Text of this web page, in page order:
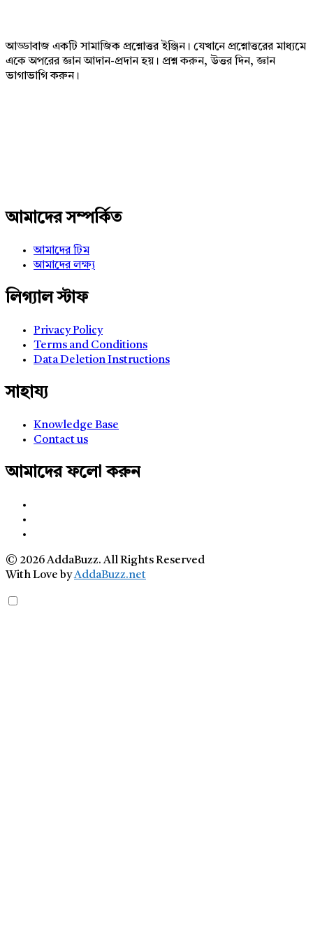
আড্ডাবাজ একটি সামাজিক প্রশ্নোত্তর ইঞ্জিন। যেখানে প্রশ্নোত্তরের মাধ্যমে
একে অপরের জ্ঞান আদান-প্রদান হয়। প্রশ্ন করুন, উত্তর দিন, জ্ঞান
ভাগাভাগি করুন।
আমাদের সম্পর্কিত
আমাদের টিম
আমাদের লক্ষ্য
লিগ্যাল স্টাফ
Privacy Policy
Terms and Conditions
Data Deletion Instructions
সাহায্য
Knowledge Base
Contact us
আমাদের ফলো করুন
© 2026 AddaBuzz. All Rights Reserved
With Love byAddaBuzz.net